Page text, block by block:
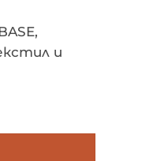
и
CHROME, WHITE